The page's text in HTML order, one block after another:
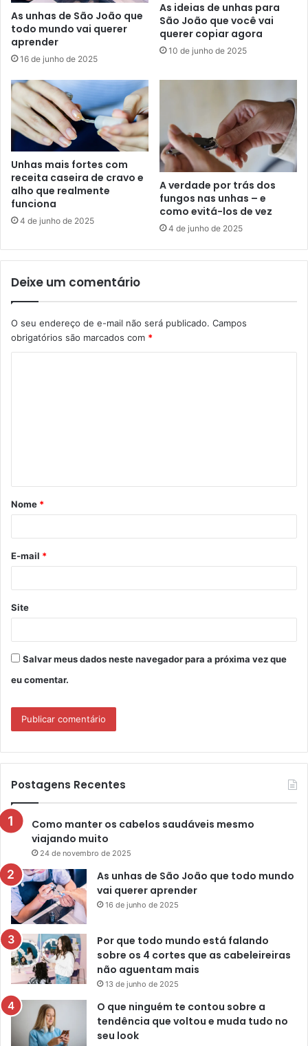
As unhas de São João que
todo mundo vai querer
aprender
16 de junho de 2025
As ideias de unhas para
São João que você vai
querer copiar agora
10 de junho de 2025
Unhas mais fortes com
receita caseira de cravo e
alho que realmente
funciona
4 de junho de 2025
A verdade por trás dos
fungos nas unhas – e
como evitá-los de vez
4 de junho de 2025
Deixe um comentário
O seu endereço de e-mail não será publicado. Campos
obrigatórios são marcados com *
á
r
*
Nome *
E-mail *
Site
Salvar meus dados neste navegador para a próxima vez que
eu comentar.
Postagens Recentes
Como manter os cabelos saudáveis mesmo
viajando muito
24 de novembro de 2025
As unhas de São João que todo mundo
vai querer aprender
16 de junho de 2025
Por que todo mundo está falando
sobre os 4 cortes que as cabeleireiras
não aguentam mais
13 de junho de 2025
O que ninguém te contou sobre a
tendência que voltou e muda tudo no
seu look